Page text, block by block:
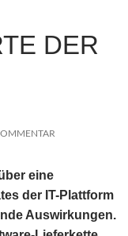
DER
eine
der IT-Plattform
Auswirkungen.